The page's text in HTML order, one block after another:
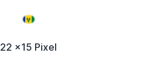
22 x15 Pixel